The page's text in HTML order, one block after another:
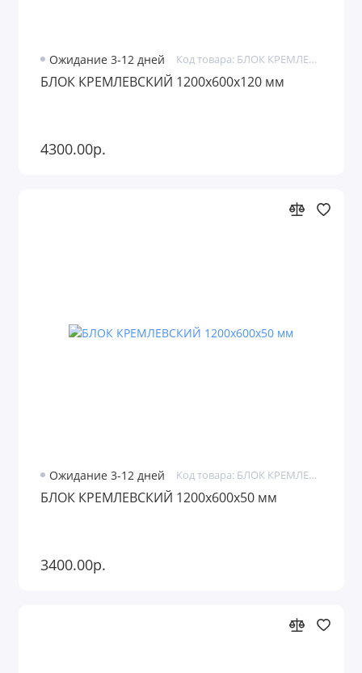
Ожидание 3-12 дней Код товара: БЛОК КРЕМЛЕВСКИЙ
БЛОК КРЕМЛЕВСКИЙ 1200х600х120 мм
4300.00р.
Ожидание 3-12 дней Код товара: БЛОК КРЕМЛЕВСКИЙ
БЛОК КРЕМЛЕВСКИЙ 1200х600х50 мм
3400.00р.